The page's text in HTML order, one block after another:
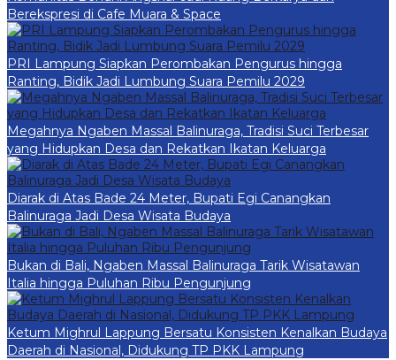
Berekspresi di Cafe Muara & Space
PRI Lampung Siapkan Perombakan Pengurus hingga
Ranting, Bidik Jadi Lumbung Suara Pemilu 2029
Megahnya Ngaben Massal Balinuraga, Tradisi Suci Terbesar
yang Hidupkan Desa dan Rekatkan Ikatan Keluarga
Diarak di Atas Bade 24 Meter, Bupati Egi Canangkan
Balinuraga Jadi Desa Wisata Budaya
Bukan di Bali, Ngaben Massal Balinuraga Tarik Wisatawan
Italia hingga Puluhan Ribu Pengunjung
Ketum Mighrul Lappung Bersatu Konsisten Kenalkan Budaya
Daerah di Nasional, Didukung TP PKK Lampung